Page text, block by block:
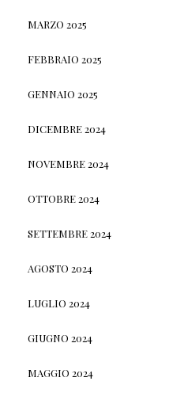
MARZO 2025
FEBBRAIO 2025
GENNAIO 2025
DICEMBRE 2024
NOVEMBRE 2024
OTTOBRE 2024
SETTEMBRE 2024
AGOSTO 2024
LUGLIO 2024
GIUGNO 2024
MAGGIO 2024